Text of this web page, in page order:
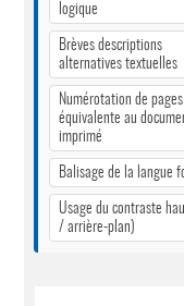
logique
Brèves descriptions
alternatives textuelles
Numérotation de pages
équivalente au
imprimé
Balisage de la langue
Usage du contraste
/ arrière-plan)